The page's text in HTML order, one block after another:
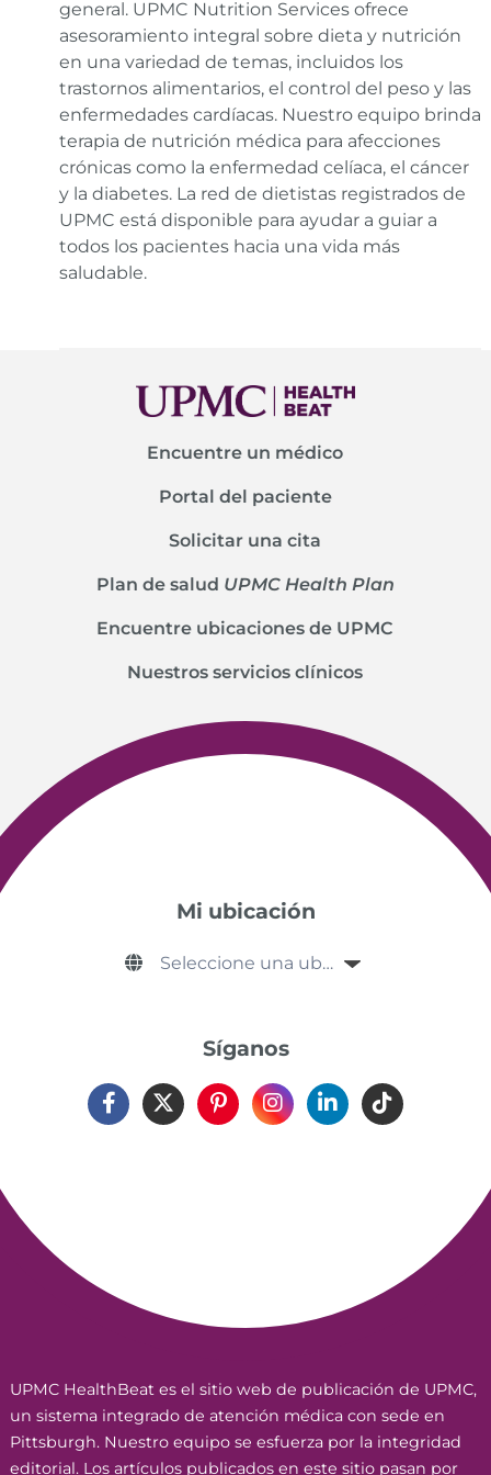
general. UPMC Nutrition Services ofrece
asesoramiento integral sobre dieta y nutrición
en una variedad de temas, incluidos los
trastornos alimentarios, el control del peso y las
enfermedades cardíacas. Nuestro equipo brinda
terapia de nutrición médica para afecciones
crónicas como la enfermedad celíaca, el cáncer
y la diabetes. La red de dietistas registrados de
UPMC está disponible para ayudar a guiar a
todos los pacientes hacia una vida más
saludable.
Encuentre un médico
Portal del paciente
Solicitar una cita
Plan de salud UPMC Health Plan
Encuentre ubicaciones de UPMC
Nuestros servicios clínicos
Mi ubicación
Síganos
UPMC HealthBeat es el sitio web de publicación de UPMC,
un sistema integrado de atención médica con sede en
Pittsburgh. Nuestro equipo se esfuerza por la integridad
editorial. Los artículos publicados en este sitio pasan por